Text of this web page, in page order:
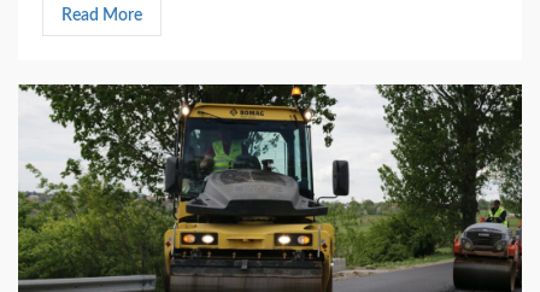
Read More